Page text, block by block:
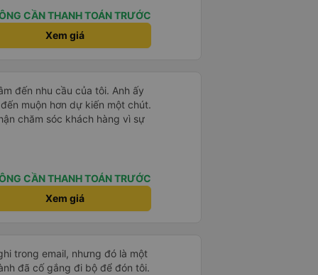
mình trong chuyến đi tỉnh
lần nhưng vẫn ngủ ngon (may
). Nhà xe nên mắc cái rèm hay
lái xe, ổm cho 2 bên. Nói
CẦN THANH TOÁN TRƯỚC
Xem giá
đến nhu cầu của tôi. Anh ấy
muộn hơn dự kiến ​​một chút.
chăm sóc khách hàng vì sự
CẦN THANH TOÁN TRƯỚC
Xem giá
trong email, nhưng đó là một
đã cố gắng đi bộ để đón tôi.